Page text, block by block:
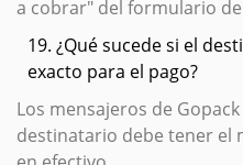
a cobrar" del formulario
19. ¿Qué sucede si el
exacto para el pago?
Los mensajeros de
destinatario debe tener el